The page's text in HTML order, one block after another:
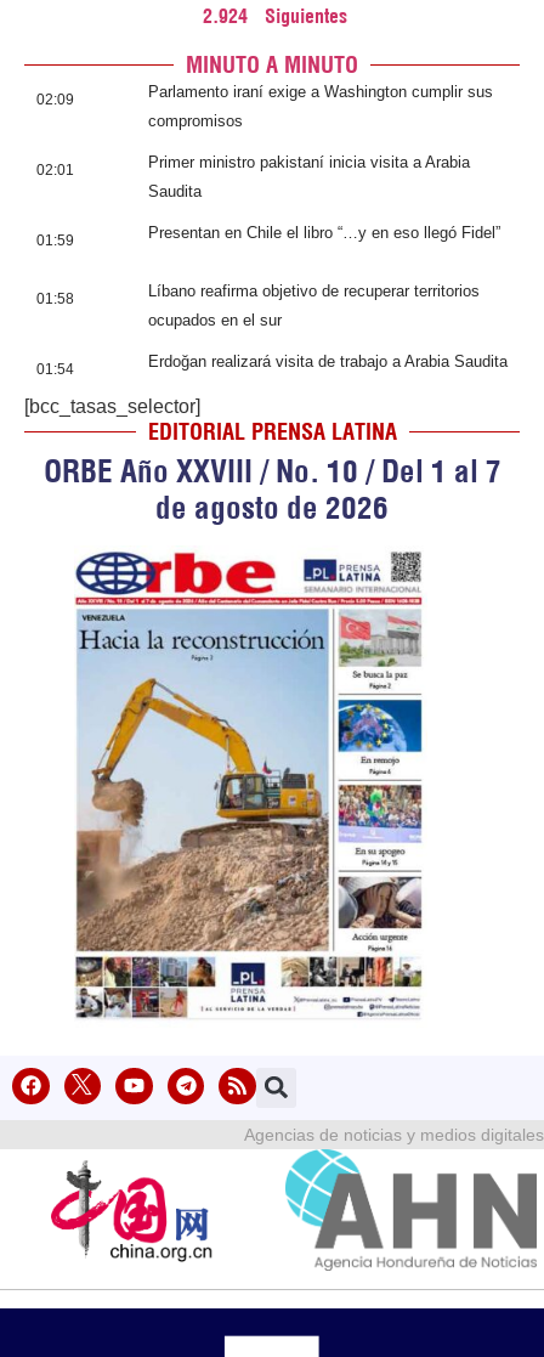
2.924
Siguientes
MINUTO A MINUTO
02:09
Parlamento iraní exige a Washington cumplir sus
compromisos
02:01
Primer ministro pakistaní inicia visita a Arabia
Saudita
01:59 Presentan en Chile el libro “…y en eso llegó Fidel”
01:58
Líbano reafirma objetivo de recuperar territorios
ocupados en el sur
01:54 Erdoğan realizará visita de trabajo a Arabia Saudita
[bcc_tasas_selector]
EDITORIAL PRENSA LATINA
ORBE Año XXVIII / No. 10 / Del 1 al 7
de agosto de 2026
Agencias de noticias y medios digitales